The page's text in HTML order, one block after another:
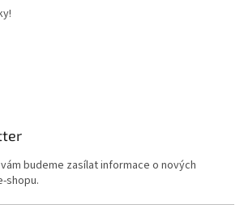
budeme zasílat informace o nových
shopu.